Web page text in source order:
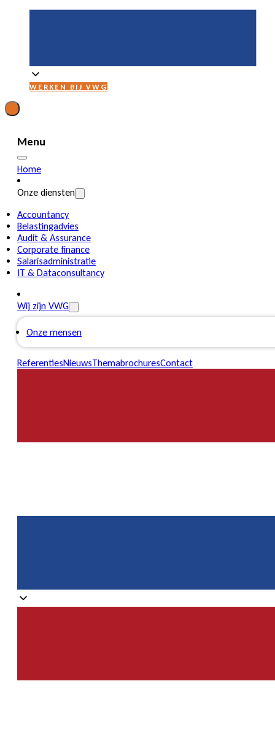
WERKEN BIJ VWG
Menu
Home
Onze diensten
Accountancy
Belastingadvies
Audit & Assurance
Corporate finance
Salarisadministratie
IT & Dataconsultancy
Wij zijn VWG
Onze mensen
ReferentiesNieuwsThemabrochuresContact